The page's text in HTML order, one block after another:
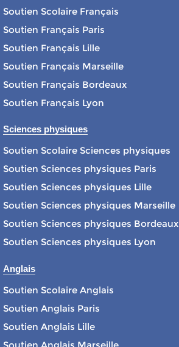
Soutien Scolaire Français
Soutien Français Paris
Soutien Français Lille
Soutien Français Marseille
Soutien Français Bordeaux
Soutien Français Lyon
Sciences physiques
Soutien Scolaire Sciences physiques
Soutien Sciences physiques Paris
Soutien Sciences physiques Lille
Soutien Sciences physiques Marseille
Soutien Sciences physiques Bordeaux
Soutien Sciences physiques Lyon
Anglais
Soutien Scolaire Anglais
Soutien Anglais Paris
Soutien Anglais Lille